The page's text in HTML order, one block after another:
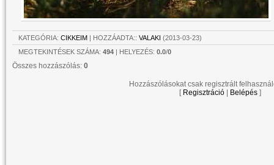
KATEGÓRIA: CIKKEIM | HOZZÁADTA:: VALAKI (2013-03-23)
MEGTEKINTÉSEK SZÁMA: 494 | HELYEZÉS: 0.0/0
Összes hozzászólás: 0
Hozzászólásokat csak regisztrált
[ Regisztráció Belépés ]